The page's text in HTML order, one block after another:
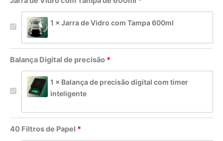
1 × Jarra de Vidro com Tampa 600ml
Balança Digital de precisão
1 × Balança de precisão digital com timer
inteligente
40 Filtros de Papel